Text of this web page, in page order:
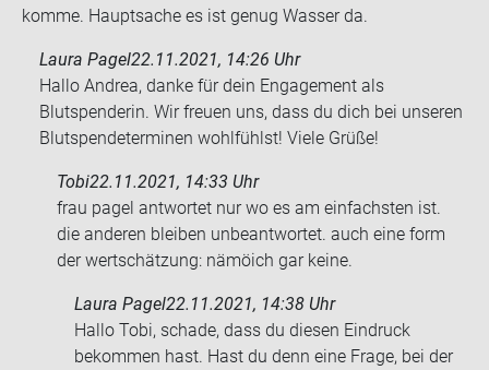
kom­me. Haupt­sa­che es ist genug Was­ser da.
Laura Pagel22.11.2021, 14:26 Uhr
Hallo Andrea, danke für dein Engagement als
Blutspenderin. Wir freuen uns, dass du dich bei unseren
Blutspendeterminen wohlfühlst! Viele Grüße!
Tobi22.11.2021, 14:33 Uhr
frau pagel ant­wor­tet nur wo es am ein­fachs­ten ist.
die an­de­ren blei­ben un­be­ant­wor­tet. auch eine form
der wert­schät­zung: nämöich gar keine.
Laura Pagel22.11.2021, 14:38 Uhr
Hallo Tobi, schade, dass du diesen Eindruck
bekommen hast. Hast du denn eine Frage, bei der